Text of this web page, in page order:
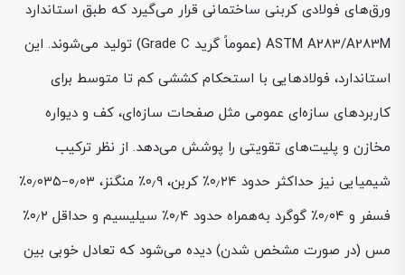
ورق‌های فولادی کربنی ساختمانی قرار می‌گیرد که طبق استاندارد
ASTM A283/A283M (عموماً گرید Grade C) تولید می‌شوند. این
استاندارد، فولادهایی با استحکام کششی کم تا متوسط برای
کاربردهای سازه‌ای عمومی مثل صفحات سازه‌ای، کف و دیواره
مخازن و پلیت‌های تقویتی را پوشش می‌دهد. از نظر ترکیب
شیمیایی نیز حداکثر حدود ۰٫۲۴٪ کربن، ۰٫۹٪ منگنز، ۰٫۰۳–۰٫۰۳۵٪
فسفر و ۰٫۰۴٪ گوگرد به‌همراه حدود ۰٫۴٪ سیلیسیم و حداقل ۰٫۲٪
مس (در صورت مشخص شدن) دیده می‌شود که تعادل خوبی بین